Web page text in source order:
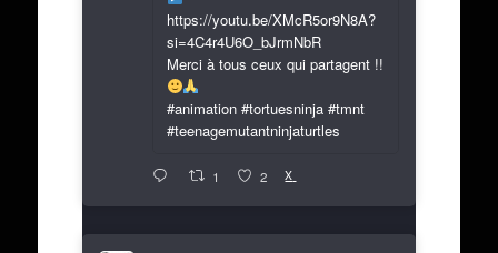
https://youtu.be/XMcR5or9N8A?
si=4C4r4U6O_bJrmNbR
Merci à tous ceux qui partagent !!
#animation #tortuesninja #tmnt
#teenagemutantninjaturtles
1 2 X